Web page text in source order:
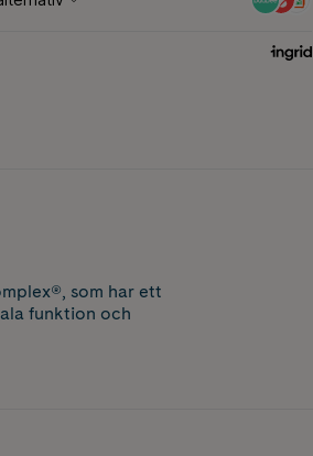
som har ett
funktion och